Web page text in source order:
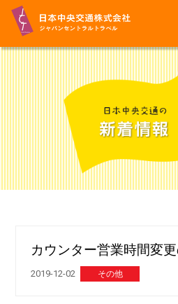
カウンター営業時間変
2019-12-02 その他